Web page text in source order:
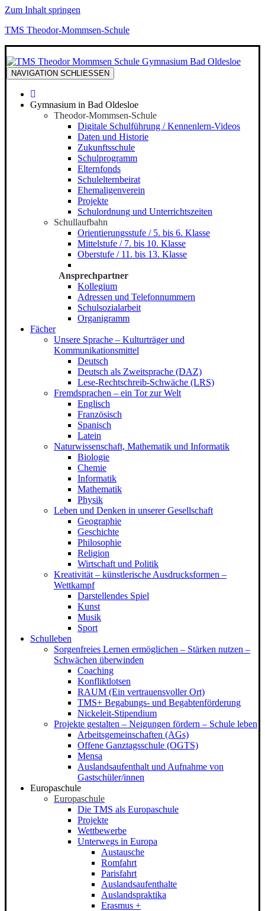
Zum Inhalt springen
TMS Theodor-Mommsen-Schule
NAVIGATION SCHLIESSEN
Gymnasium in Bad Oldesloe
Theodor-Mommsen-Schule
Digitale Schulführung / Kennenlern-Videos
Daten und Historie
Zukunftsschule
Schulprogramm
Elternfonds
Schulelternbeirat
Ehemaligenverein
Projekte
Schulordnung und Unterrichtszeiten
Schullaufbahn
Orientierungsstufe / 5. bis 6. Klasse
Mittelstufe / 7. bis 10. Klasse
Oberstufe / 11. bis 13. Klasse
Ansprechpartner
Kollegium
Adressen und Telefonnummern
Schulsozialarbeit
Organigramm
Fächer
Unsere Sprache – Kulturträger und
Kommunikationsmittel
Deutsch
Deutsch als Zweitsprache (DAZ)
Lese-Rechtschreib-Schwäche (LRS)
Fremdsprachen – ein Tor zur Welt
Englisch
Französisch
Spanisch
Latein
Naturwissenschaft, Mathematik und Informatik
Biologie
Chemie
Informatik
Mathematik
Physik
Leben und Denken in unserer Gesellschaft
Geographie
Geschichte
Philosophie
Religion
Wirtschaft und Politik
Kreativität – künstlerische Ausdrucksformen –
Wettkampf
Darstellendes Spiel
Kunst
Musik
Sport
Schulleben
Sorgenfreies Lernen ermöglichen – Stärken nutzen –
Schwächen überwinden
Coaching
Konfliktlotsen
RAUM (Ein vertrauensvoller Ort)
TMS+ Begabungs- und Begabtenförderung
Nickeleit-Stipendium
Projekte gestalten – Neigungen fördern – Schule leben
Arbeitsgemeinschaften (AGs)
Offene Ganztagsschule (OGTS)
Mensa
Auslandsaufenthalt und Aufnahme von
Gastschüler/innen
Europaschule
Europaschule
Die TMS als Europaschule
Projekte
Wettbewerbe
Unterwegs in Europa
Austausche
Romfahrt
Parisfahrt
Auslandsaufenthalte
Auslandspraktika
Erasmus +